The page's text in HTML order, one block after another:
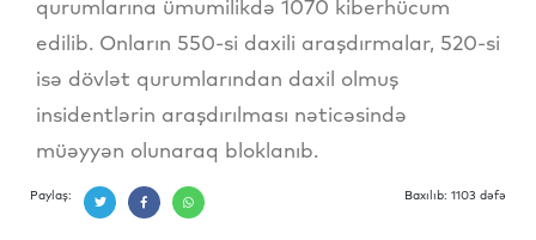
qurumlarına ümumilikdə 1070 kiberhücum
edilib. Onların 550-si daxili araşdırmalar, 520-si
isə dövlət qurumlarından daxil olmuş
insidentlərin araşdırılması nəticəsində
müəyyən olunaraq bloklanıb.
Paylaş: Baxılıb: 1103 dəfə